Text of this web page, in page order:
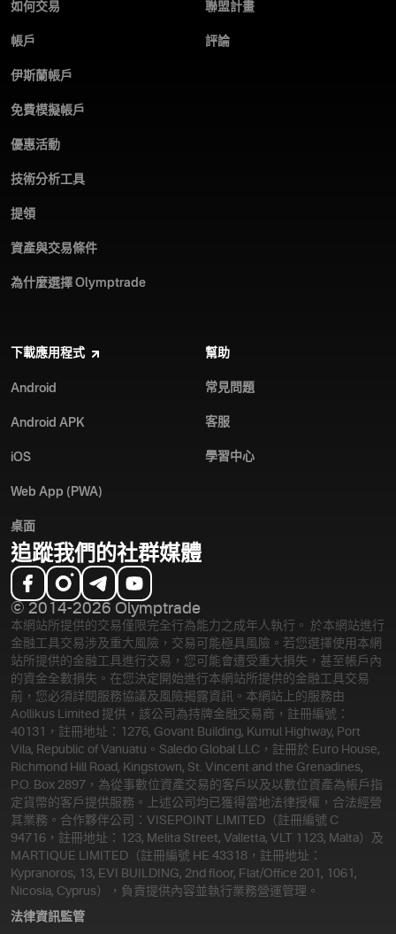
如何交易
帳戶
伊斯蘭帳戶
免費模擬帳戶
優惠活動
技術分析工具
提領
資產與交易條件
為什麼選擇 Olymptrade
聯盟計畫
評論
下載應用程式
Android
Android APK
iOS
Web App (PWA)
桌面
幫助
常見問題
客服
學習中心
追蹤我們的社群媒體
© 2014-2026 Olymptrade
本網站所提供的交易僅限完全行為能力之成年人執行。 於本網站進行
金融工具交易涉及重大風險，交易可能極具風險。若您選擇使用本網
站所提供的金融工具進行交易，您可能會遭受重大損失，甚至帳戶內
的資金全數損失。在您決定開始進行本網站所提供的金融工具交易
前，您必須詳閱服務協議及風險揭露資訊。 本網站上的服務由
Aollikus Limited 提供，該公司為持牌金融交易商，註冊編號：
40131，註冊地址：1276, Govant Building, Kumul Highway, Port
Vila, Republic of Vanuatu。Saledo Global LLC，註冊於 Euro House,
Richmond Hill Road, Kingstown, St. Vincent and the Grenadines,
P.O. Box 2897，為從事數位資產交易的客戶以及以數位資產為帳戶指
定貨幣的客戶提供服務。上述公司均已獲得當地法律授權，合法經營
其業務。合作夥伴公司：VISEPOINT LIMITED（註冊編號 C
94716，註冊地址：123, Melita Street, Valletta, VLT 1123, Malta）及
MARTIQUE LIMITED（註冊編號 HE 43318，註冊地址：
Kypranoros, 13, EVI BUILDING, 2nd floor, Flat/Office 201, 1061,
Nicosia, Cyprus），負責提供內容並執行業務營運管理。
法律資訊監管